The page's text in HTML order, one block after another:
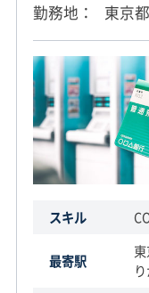
勤務地 東京
スキル
最寄駅